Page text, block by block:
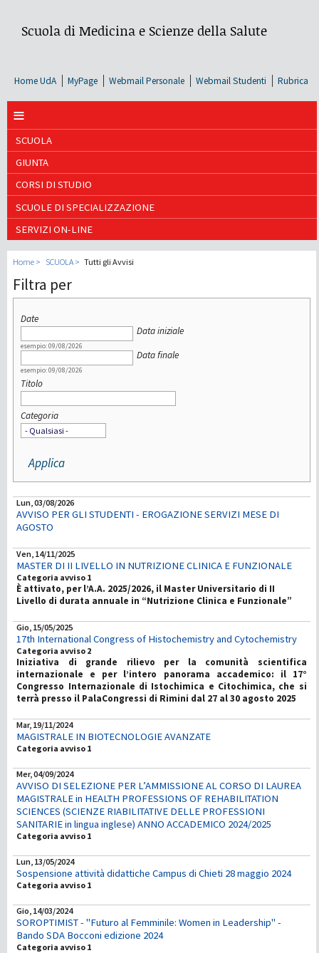
Scuola di Medicina e Scienze della Salute
Home UdA MyPage Webmail Personale Webmail Studenti Rubrica
≡
SCUOLA
GIUNTA
CORSI DI STUDIO
SCUOLE DI SPECIALIZZAZIONE
SERVIZI ON-LINE
Home SCUOLA Tutti gli Avvisi
Filtra per
Date
Data iniziale
esempio: 09/08/2026
Data finale
esempio: 09/08/2026
Titolo
Categoria
Lun, 03/08/2026
AVVISO PER GLI STUDENTI - EROGAZIONE SERVIZI MESE DI
AGOSTO
Ven, 14/11/2025
MASTER DI II LIVELLO IN NUTRIZIONE CLINICA E FUNZIONALE
Categoria avviso 1
È attivato, per l’A.A. 2025/2026, il Master Universitario di II
Livello di durata annuale in “Nutrizione Clinica e Funzionale”
Gio, 15/05/2025
17th International Congress of Histochemistry and Cytochemistry
Categoria avviso 2
Iniziativa di grande rilievo per la comunità scientifica
internazionale e per l’intero panorama accademico: il 17°
Congresso Internazionale di Istochimica e Citochimica, che si
terrà presso il PalaCongressi di Rimini dal 27 al 30 agosto 2025
Mar, 19/11/2024
MAGISTRALE IN BIOTECNOLOGIE AVANZATE
Categoria avviso 1
Mer, 04/09/2024
AVVISO DI SELEZIONE PER L’AMMISSIONE AL CORSO DI LAUREA
MAGISTRALE in HEALTH PROFESSIONS OF REHABILITATION
SCIENCES (SCIENZE RIABILITATIVE DELLE PROFESSIONI
SANITARIE in lingua inglese) ANNO ACCADEMICO 2024/2025
Categoria avviso 1
Lun, 13/05/2024
Sospensione attività didattiche Campus di Chieti 28 maggio 2024
Categoria avviso 1
Gio, 14/03/2024
SOROPTIMIST - "Futuro al Femminile: Women in Leadership" -
Bando SDA Bocconi edizione 2024
Categoria avviso 1